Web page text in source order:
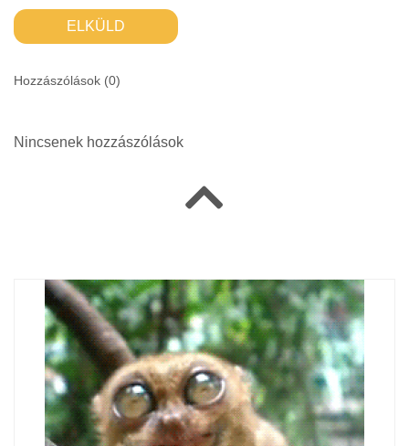
ELKÜLD
Hozzászólások (0)
Nincsenek hozzászólások